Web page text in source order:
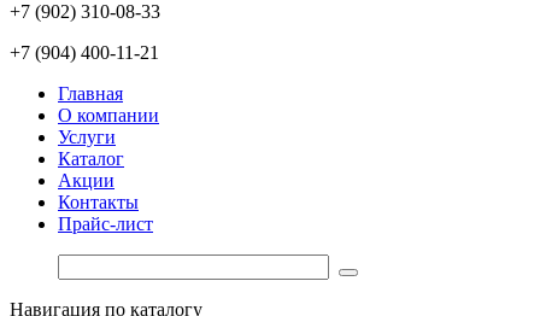
+7 (902) 310-08-33
+7 (904) 400-11-21
Главная
О компании
Услуги
Каталог
Акции
Контакты
Прайс-лист
Навигация по каталогу